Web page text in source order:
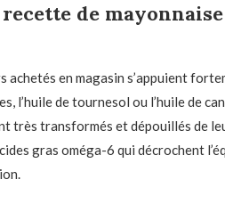
de
achetés en magasin s’appuient
l’huile de tournesol ou l’huile de
très transformés et dépouillés de
gras oméga-6 qui décrochent